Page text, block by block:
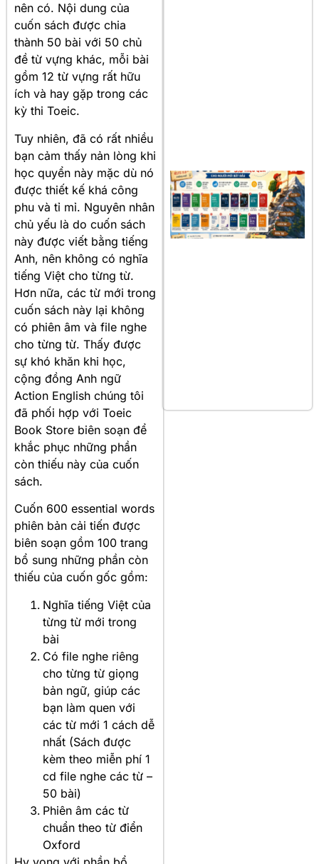
nên có. Nội dung của
cuốn sách được chia
thành 50 bài với 50 chủ
đề từ vựng khác, mỗi bài
gồm 12 từ vựng rất hữu
ích và hay gặp trong các
kỳ thi Toeic.
Tuy nhiên, đã có rất nhiều
bạn cảm thấy nản lòng khi
học quyển này mặc dù nó
được thiết kế khá công
phu và tỉ mỉ. Nguyên nhân
chủ yếu là do cuốn sách
này được viết bằng tiếng
Anh, nên không có nghĩa
tiếng Việt cho từng từ.
Hơn nữa, các từ mới trong
cuốn sách này lại không
có phiên âm và file nghe
cho từng từ. Thấy được
sự khó khăn khi học,
cộng đồng Anh ngữ
Action English chúng tôi
đã phối hợp với Toeic
Book Store biên soạn để
khắc phục những phần
còn thiếu này của cuốn
sách.
Cuốn 600 essential words
phiên bản cải tiến được
biên soạn gồm 100 trang
bổ sung những phần còn
thiếu của cuốn gốc gồm:
Nghĩa tiếng Việt của
từng từ mới trong
bài
Có file nghe riêng
cho từng từ giọng
bản ngữ, giúp các
bạn làm quen với
các từ mới 1 cách dễ
nhất (Sách được
kèm theo miễn phí 1
cd file nghe các từ –
50 bài)
Phiên âm các từ
chuẩn theo từ điển
Oxford